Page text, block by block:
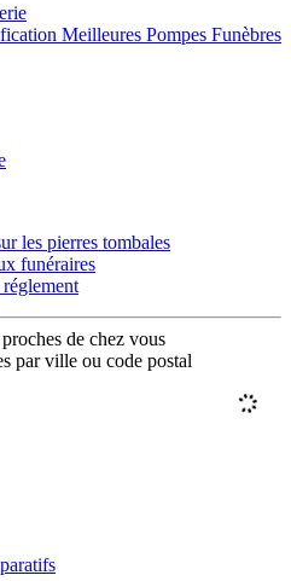
Meilleures Pompes Funèbres
les pierres tombales
funéraires
de chez vous
par ville ou code postal